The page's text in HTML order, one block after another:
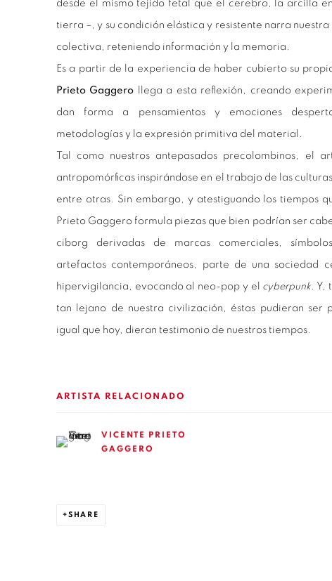
desde el mismo tejido fetal que el cerebro, la arcilla
tierra –, y su condición elástica y resistente narra
colectiva, reteniendo información y la memoria.
Es a partir de la experiencia de haber cubierto su
Prieto Gaggero llega a esta reflexión, creando
dan forma a pensamientos y emociones
metodologías y la expresión primitiva del material.
Tal como nuestros antepasados precolombinos, el
antropomórficas inspirándose en el trabajo de las
entre otras. Sin embargo, y atestiguando los tiempos
Prieto Gaggero formula piezas que bien podrían ser
ciborg derivadas de marcas comerciales,
artefactos contemporáneos, parte de una sociedad
hipervigilancia, evocando al neo-pop y el cyberpunk. Y,
tan lejano de nuestra civilización, éstas pudieran ser
igual que hoy, dieran testimonio de nuestros tiempos.
ARTISTA RELACIONADO
VICENTE PRIETO
GAGGERO
SHARE